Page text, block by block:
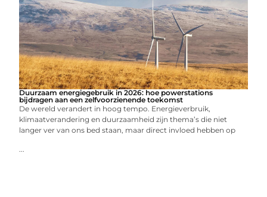
Duurzaam energiegebruik in 2026: hoe powerstations
bijdragen aan een zelfvoorzienende toekomst
De wereld verandert in hoog tempo. Energieverbruik,
klimaatverandering en duurzaamheid zijn thema’s die niet
langer ver van ons bed staan, maar direct invloed hebben op
...